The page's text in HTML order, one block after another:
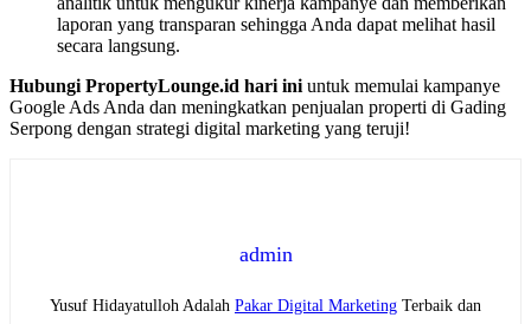
laporan yang transparan sehingga Anda dapat melihat hasil
secara langsung.
Hubungi PropertyLounge.id hari ini untuk memulai kampanye
Google Ads Anda dan meningkatkan penjualan properti di Gading
Serpong dengan strategi digital marketing yang teruji!
admin
Yusuf Hidayatulloh Adalah Pakar Digital Marketing Terbaik dan